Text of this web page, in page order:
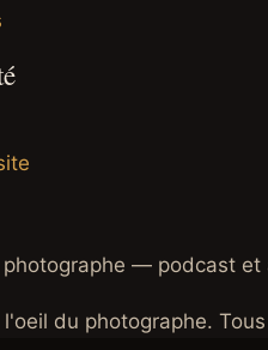
— podcast
du photographe.